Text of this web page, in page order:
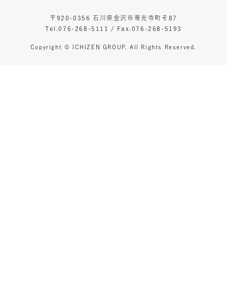
〒920-0356 石川県金沢市専光寺町そ87
Tel.076-268-5111 / Fax.076-268-5193
Copyright © ICHIZEN GROUP. All Rights Reserved.